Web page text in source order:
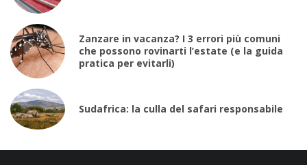
Zanzare in vacanza? I 3 errori più comuni
che possono rovinarti l’estate (e la guida
pratica per evitarli)
Sudafrica: la culla del safari responsabile